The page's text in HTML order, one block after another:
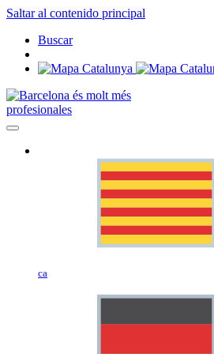
Saltar al contenido principal
Buscar
profesionales
ca